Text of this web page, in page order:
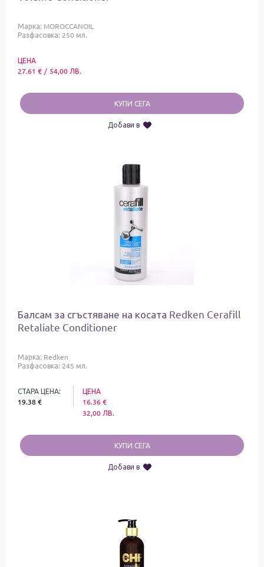
Марка: MOROCCANOIL
Разфасовка: 250 мл.
ЦЕНА
27.61 € / 54,00 ЛВ.
КУПИ СЕГА
Добави в
Балсам за сгъстяване на косата Redken Cerafill
Retaliate Conditioner
Марка: Redken
Разфасовка: 245 мл.
СТАРА ЦЕНА:
19.38 €
ЦЕНА
16.36€
32,00 ЛВ.
КУПИ СЕГА
Добави в